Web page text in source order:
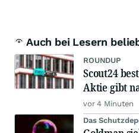
Auch bei Lesern
ROUNDUP
Scout24
Aktie gibt
vor 4 Minuten
Das